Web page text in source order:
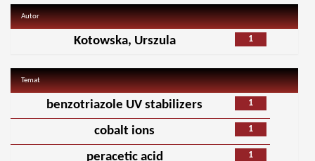
Autor
1
Kotowska, Urszula
Temat
1
benzotriazole UV stabilizers
1
cobalt ions
1
peracetic acid